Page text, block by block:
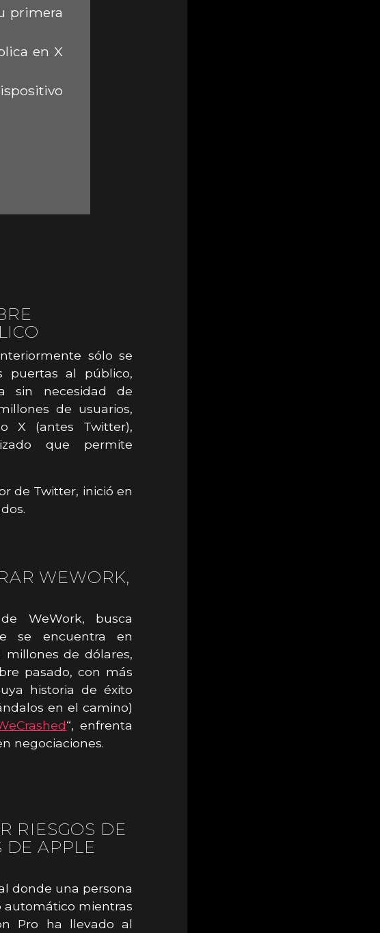
primera
en X
sólo se
puertas al público,
sin necesidad de
de usuarios,
X (antes Twitter),
que permite
de Twitter, inició en
WEWORK,
WeWork, busca
se encuentra en
millones de dólares,
pasado, con más
historia de éxito
en el camino)
“, enfrenta
negociaciones.
RIESGOS DE
DE APPLE
donde una persona
automático mientras
Pro ha llevado al